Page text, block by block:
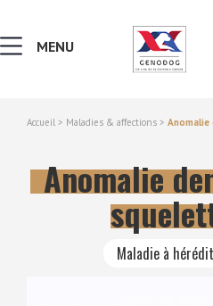
NOTIONS DE
MENU
Accueil > Maladies & affections >
Anomalie
Maladie à